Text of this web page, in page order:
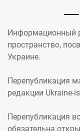
Информационный
пространство,
Украине.
Перепубликация
редакции Ukraine-
Перепубликация
обязательна